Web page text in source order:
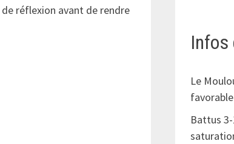
réflexion avant de rendre
Infos
Le
favorable
Battus